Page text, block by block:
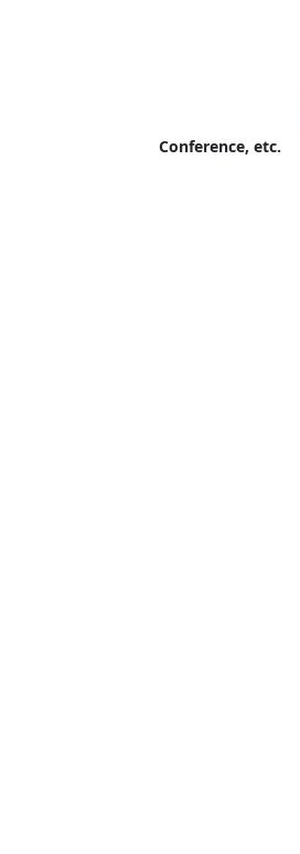
Conference, etc.